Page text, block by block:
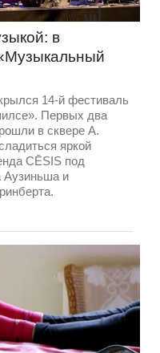
в
14-й фестиваль
Первых два
в сквере А.
яркой
CĒSIS под
Аузиньша и